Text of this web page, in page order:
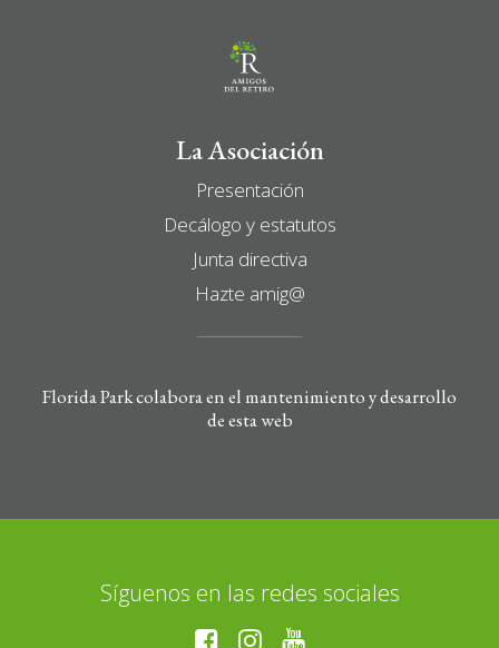
La Asociación
Presentación
Decálogo y estatutos
Junta directiva
Hazte amig@
Florida Park colabora en el mantenimiento y desarrollo
de esta web
Síguenos en las redes sociales